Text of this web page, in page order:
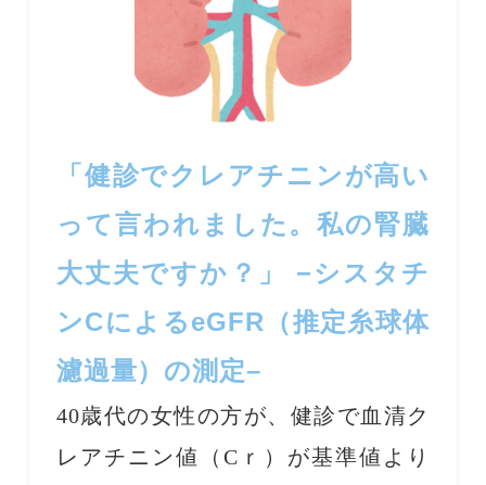
「健診でクレアチニンが高い
って言われました。私の腎臓
大丈夫ですか？」 −シスタチ
ンCによるeGFR（推定糸球体
濾過量）の測定–
40歳代の女性の方が、健診で血清ク
レアチニン値（Cｒ）が基準値より